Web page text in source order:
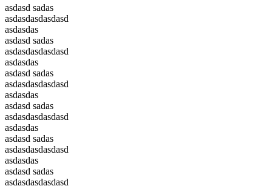
asdasd sadas
asdasdasdasdasd
asdasdas
asdasd sadas
asdasdasdasdasd
asdasdas
asdasd sadas
asdasdasdasdasd
asdasdas
asdasd sadas
asdasdasdasdasd
asdasdas
asdasd sadas
asdasdasdasdasd
asdasdas
asdasd sadas
asdasdasdasdasd